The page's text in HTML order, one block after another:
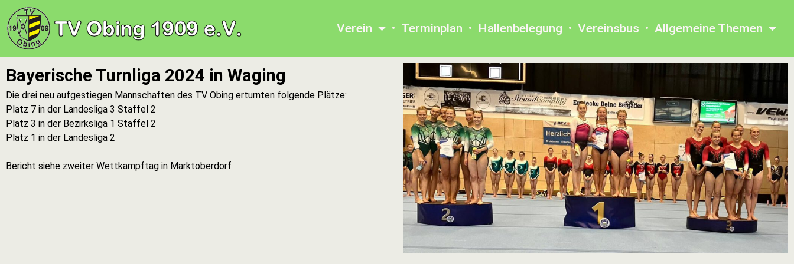
Verein Terminplan Hallenbelegung Vereinsbus Allgemeine Themen
Bayerische Turnliga 2024 in Waging
Die drei neu aufgestiegen Mannschaften des TV Obing erturnten folgende Plätze:
Platz 7 in der Landesliga 3 Staffel 2
Platz 3 in der Bezirksliga 1 Staffel 2
Platz 1 in der Landesliga 2
Bericht siehe zweiter Wettkampftag in Marktoberdorf